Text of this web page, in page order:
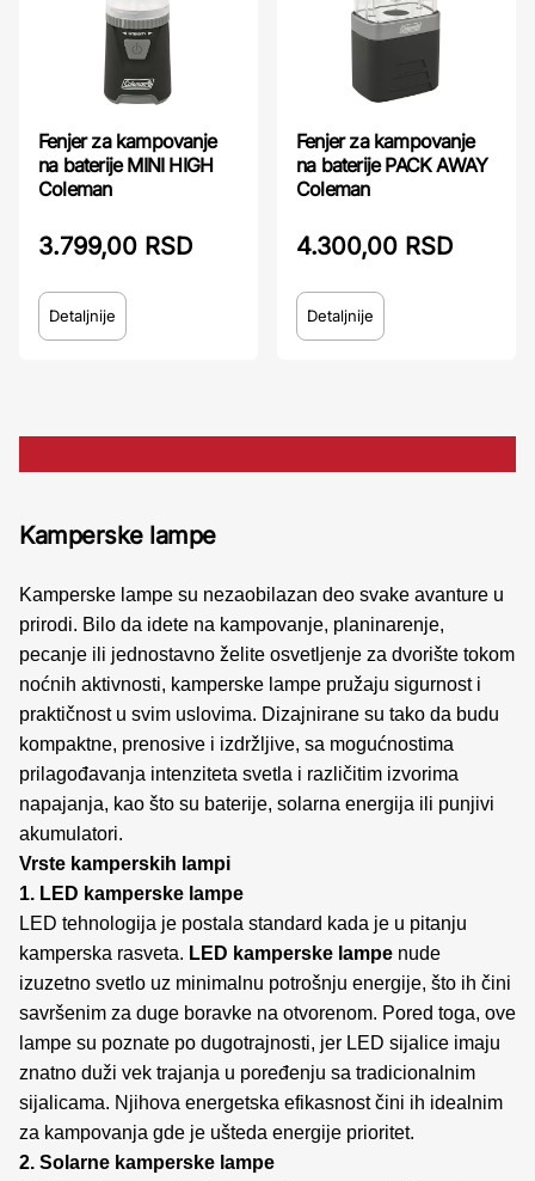
Fenjer za kampovanje
na baterije MINI HIGH
Coleman
3.799,00 RSD
Detaljnije
Fenjer za kampovanje
na baterije PACK AWAY
Coleman
4.300,00 RSD
Detaljnije
Kamperske lampe
Kamperske lampe su nezaobilazan deo svake avanture u
prirodi. Bilo da idete na kampovanje, planinarenje,
pecanje ili jednostavno želite osvetljenje za dvorište tokom
noćnih aktivnosti, kamperske lampe pružaju sigurnost i
praktičnost u svim uslovima. Dizajnirane su tako da budu
kompaktne, prenosive i izdržljive, sa mogućnostima
prilagođavanja intenziteta svetla i različitim izvorima
napajanja, kao što su baterije, solarna energija ili punjivi
akumulatori.
Vrste kamperskih lampi
1. LED kamperske lampe
LED tehnologija je postala standard kada je u pitanju
kamperska rasveta. LED kamperske lampe nude
izuzetno svetlo uz minimalnu potrošnju energije, što ih čini
savršenim za duge boravke na otvorenom. Pored toga, ove
lampe su poznate po dugotrajnosti, jer LED sijalice imaju
znatno duži vek trajanja u poređenju sa tradicionalnim
sijalicama. Njihova energetska efikasnost čini ih idealnim
za kampovanja gde je ušteda energije prioritet.
2. Solarne kamperske lampe